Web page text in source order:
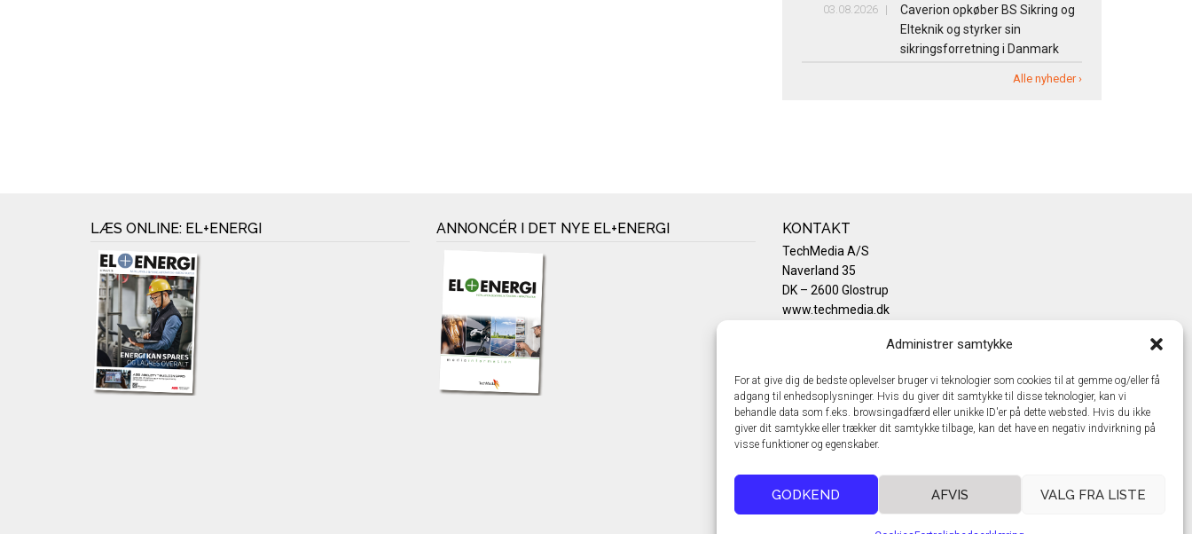
Administrer samtykke
For at give dig de bedste oplevelser bruger vi teknologier som cookies til at gemme og/eller få
adgang til enhedsoplysninger. Hvis du giver dit samtykke til disse teknologier, kan vi
behandle data som f.eks. browsingadfærd eller unikke ID'er på dette websted. Hvis du ikke
giver dit samtykke eller trækker dit samtykke tilbage, kan det have en negativ indvirkning på
visse funktioner og egenskaber.
GODKEND AFVIS VALG FRA LISTE
03.08.2026
Caverion opkøber BS Sikring og
Elteknik og styrker sin
sikringsforretning i Danmark
Alle nyheder ›
LÆS ONLINE: EL+ENERGI ANNONCÉR I DET NYE EL+ENERGI KONTAKT
TechMedia A/S
Naverland 35
DK – 2600 Glostrup
www.techmedia.dk
info@techmedia.dk
Cookiepolitik